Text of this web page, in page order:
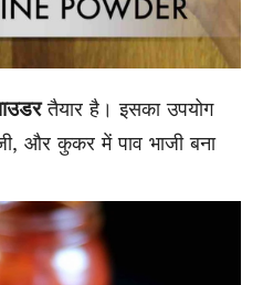
तैयार है। इसका उपयोग
और कुकर में पाव भाजी बना